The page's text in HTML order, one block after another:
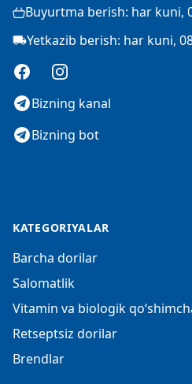
Buyurtma berish: har kuni,
Yetkazib berish: har kuni,
FacebookInstagram
Bizning kanal
Bizning bot
KATEGORIYALAR
Barcha dorilar
Salomatlik
Vitamin va biologik
Retseptsiz dorilar
Brendlar